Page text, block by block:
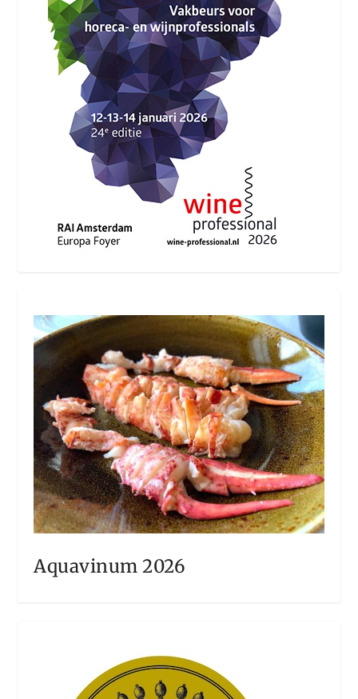
Aquavinum 2026